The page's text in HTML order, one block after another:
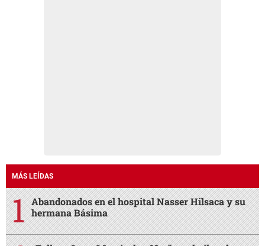
MÁS LEÍDAS
Abandonados en el hospital Nasser Hilsaca y su
hermana Básima